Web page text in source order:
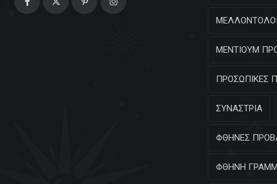
ΜΕΝΤΙΟΥΜ
ΠΡΟΣΩΠΙΚΕΣ
ΣΥΝΑΣΤΡΙΑ
ΦΘΗΝΕΣ
ΦΘΗΝΗ